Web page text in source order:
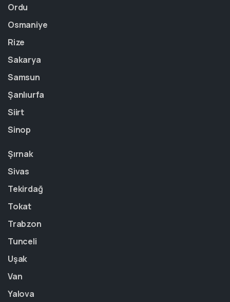
Ordu
Osmaniye
Rize
Sakarya
Samsun
Şanlıurfa
Siirt
Sinop
Şırnak
Sivas
Tekirdağ
Tokat
Trabzon
Tunceli
Uşak
Van
Yalova